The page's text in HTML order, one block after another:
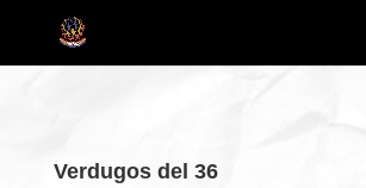
Verdugos del 36